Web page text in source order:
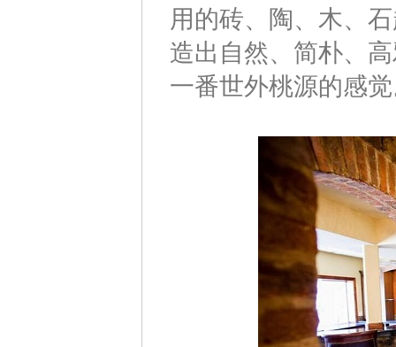
用的砖、陶、木、
造出自然、简朴、
一番世外桃源的感